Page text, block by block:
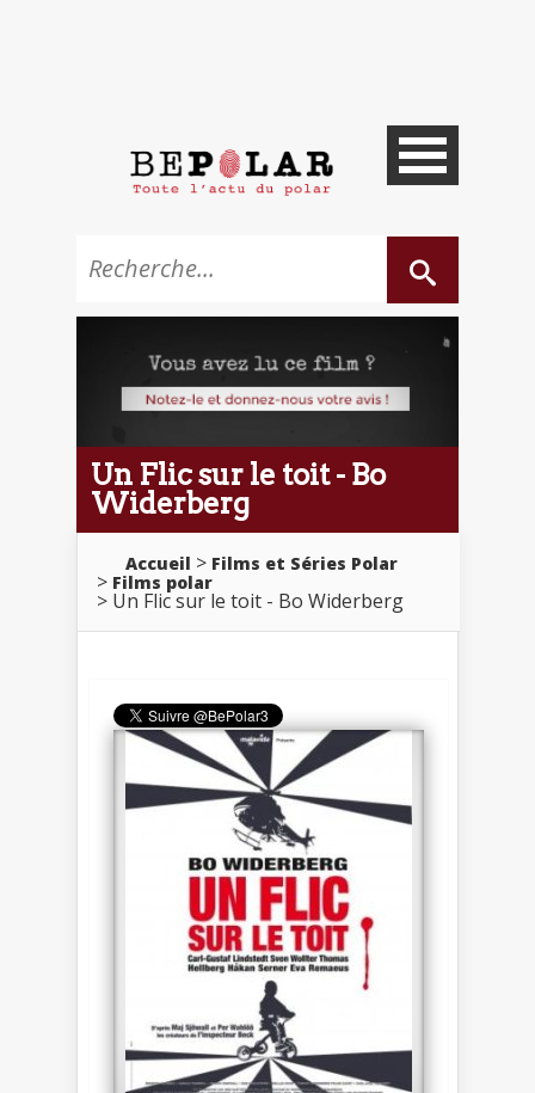
Un Flic sur le toit - Bo
Widerberg
Accueil
Films et Séries Polar
Films polar
Un Flic sur le toit - Bo Widerberg